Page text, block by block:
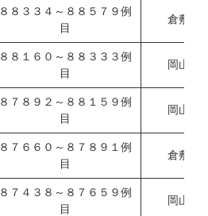
８８３３４～８８５７９例
目
倉敷市
８８１６０～８８３３３例
目
岡山県
８７８９２～８８１５９例
目
岡山市
８７６６０～８７８９１例
目
倉敷市
８７４３８～８７６５９例
目
岡山県